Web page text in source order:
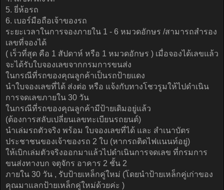
5. ยี่ห้อรถ
6. เบอร์มือถือเจ้าของรถ
ระยะเวลาในการจองภายใน 1 - 6 หมวดอักษร /สามารถสำรอง
เลขที่จองได้
( เร็วที่สุด คือ 1 สัปดาห์ หรือ 1 หมวดอักษร ) เมื่อจองได้เลขแล้ว
จะได้รับใบจองเลขจากกรมการขนส่ง
ในกรณีที่รถของคุณลูกค้าเป็นรถป้ายแดง
นำใบจองเลขที่ได้ ส่งต่อ หรือ แจ้งกับทางโชวรูมให้ไปดำเนิน
การจดเลขภายใน 30 วัน
ในกรณีที่รถของคุณลูกค้ามีป้ายเดิมอยู่แล้ว
(ต้องการสลับเปลี่ยนเลขทะเบียนรถยนต์)
นำเล่มรถตัวจริง พร้อม ใบจองเลขที่ได้ และ สำเนาบัตร
ประชาชนของเจ้าของรถ 2 ใบ (หากรถติดไฟแนนท์อยู่)
ให้เบิกเล่มตัวจริงออกมาแล้วไปดำเนินการจดเลข ที่กรมการ
ขนส่งทางบก จตุจักร อาคาร 2 ชั้น 2
ภายใน 30 วัน , รับป้ายเหล็กคู่ใหม่ (โดยนำป้ายเหล็กคู่เก่าของ
คุณมาแลกป้ายเหล็กคู่ใหม่ด้วยค่ะ )